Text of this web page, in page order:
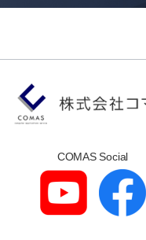
COMAS Social